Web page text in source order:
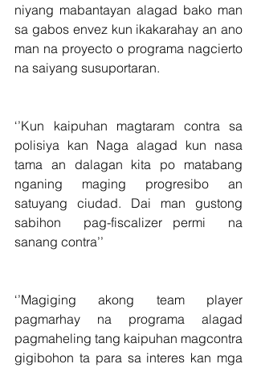
niyang mabantayan alagad bako man
sa gabos envez kun ikakarahay an ano
man na proyecto o programa nagcierto
na saiyang susuportaran.
‘’Kun kaipuhan magtaram contra sa
polisiya kan Naga alagad kun nasa
tama an dalagan kita po matabang
nganing maging progresibo an
satuyang ciudad. Dai man gustong
sabihon  pag-fiscalizer permi  na
sanang contra’’
‘’Magiging akong team player
pagmarhay na programa alagad
pagmaheling tang kaipuhan magcontra
gigibohon ta para sa interes kan mga